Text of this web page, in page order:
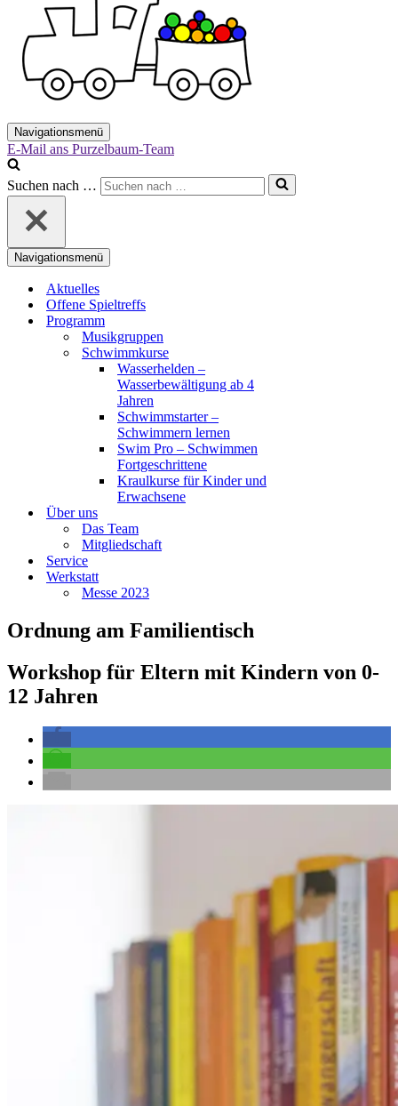
Navigationsmenü
E-Mail ans Purzelbaum-Team
Suchen nach …
Navigationsmenü
Aktuelles
Offene Spieltreffs
Programm
Musikgruppen
Schwimmkurse
Wasserhelden –
Wasserbewältigung ab 4
Jahren
Schwimmstarter –
Schwimmern lernen
Swim Pro – Schwimmen
Fortgeschrittene
Kraulkurse für Kinder und
Erwachsene
Über uns
Das Team
Mitgliedschaft
Service
Werkstatt
Messe 2023
Ordnung am Familientisch
Workshop für Eltern mit Kindern von 0-
12 Jahren